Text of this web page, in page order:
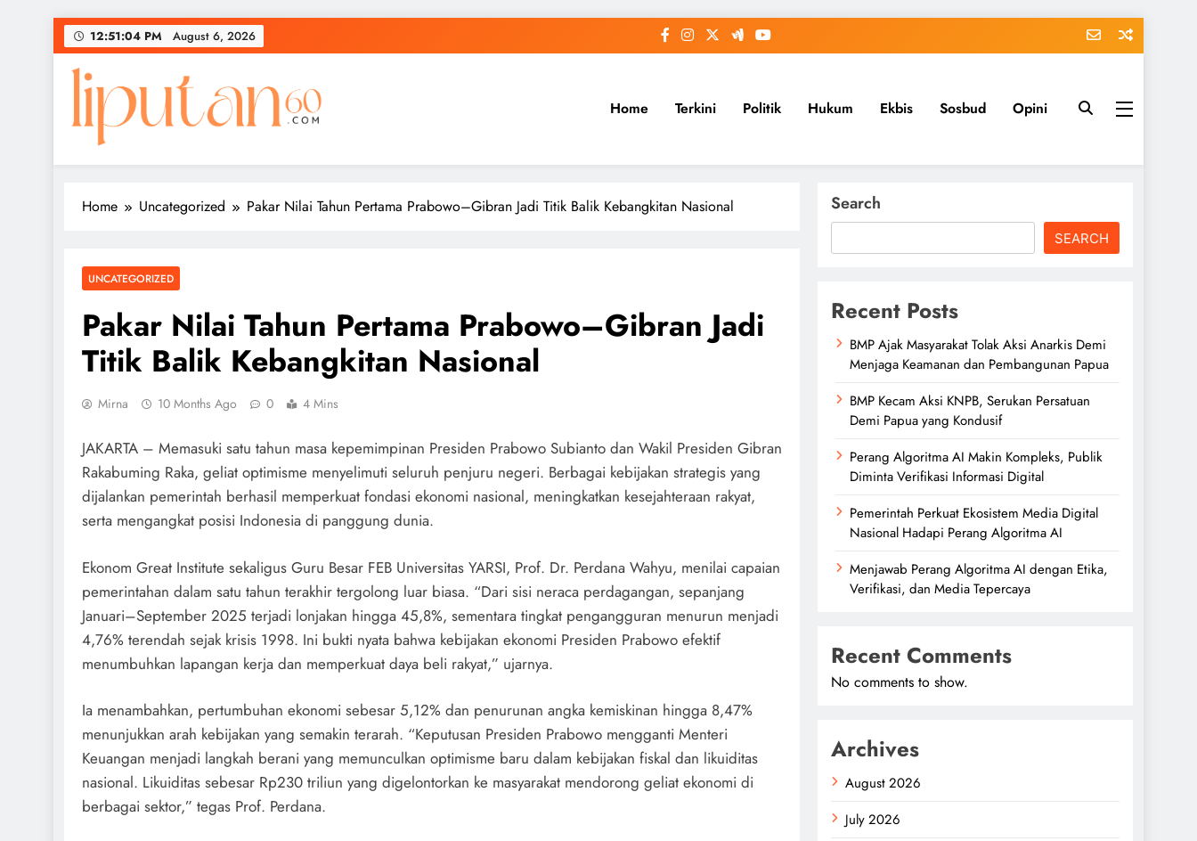
Skip
to
content
12:51:05 PM August 6, 2026
Home Terkini Politik Hukum Ekbis Sosbud Opini
Home Uncategorized Pakar Nilai Tahun Pertama Prabowo–Gibran Jadi Titik Balik Kebangkitan Nasional
UNCATEGORIZED
Pakar Nilai Tahun Pertama Prabowo–Gibran Jadi
Titik Balik Kebangkitan Nasional
Mirna 10 Months Ago 0 4 Mins
JAKARTA – Memasuki satu tahun masa kepemimpinan Presiden Prabowo Subianto dan Wakil Presiden Gibran
Rakabuming Raka, geliat optimisme menyelimuti seluruh penjuru negeri. Berbagai kebijakan strategis yang
dijalankan pemerintah berhasil memperkuat fondasi ekonomi nasional, meningkatkan kesejahteraan rakyat,
serta mengangkat posisi Indonesia di panggung dunia.
Ekonom Great Institute sekaligus Guru Besar FEB Universitas YARSI, Prof. Dr. Perdana Wahyu, menilai capaian
pemerintahan dalam satu tahun terakhir tergolong luar biasa. “Dari sisi neraca perdagangan, sepanjang
Januari–September 2025 terjadi lonjakan hingga 45,8%, sementara tingkat pengangguran menurun menjadi
4,76% terendah sejak krisis 1998. Ini bukti nyata bahwa kebijakan ekonomi Presiden Prabowo efektif
menumbuhkan lapangan kerja dan memperkuat daya beli rakyat,” ujarnya.
Ia menambahkan, pertumbuhan ekonomi sebesar 5,12% dan penurunan angka kemiskinan hingga 8,47%
menunjukkan arah kebijakan yang semakin terarah. “Keputusan Presiden Prabowo mengganti Menteri
Keuangan menjadi langkah berani yang memunculkan optimisme baru dalam kebijakan fiskal dan likuiditas
nasional. Likuiditas sebesar Rp230 triliun yang digelontorkan ke masyarakat mendorong geliat ekonomi di
berbagai sektor,” tegas Prof. Perdana.
Search
SEARCH
Recent Posts
BMP Ajak Masyarakat Tolak Aksi Anarkis Demi
Menjaga Keamanan dan Pembangunan Papua
BMP Kecam Aksi KNPB, Serukan Persatuan
Demi Papua yang Kondusif
Perang Algoritma AI Makin Kompleks, Publik
Diminta Verifikasi Informasi Digital
Pemerintah Perkuat Ekosistem Media Digital
Nasional Hadapi Perang Algoritma AI
Menjawab Perang Algoritma AI dengan Etika,
Verifikasi, dan Media Tepercaya
Recent Comments
No comments to show.
Archives
August 2026
July 2026